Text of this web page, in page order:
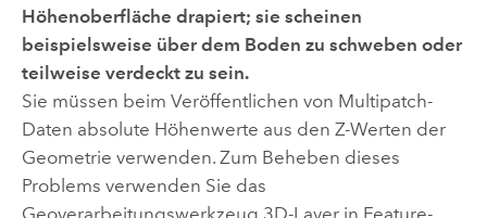
Höhenoberfläche drapiert; sie scheinen
beispielsweise über dem Boden zu schweben oder
teilweise verdeckt zu sein.
Sie müssen beim Veröffentlichen von Multipatch-
Daten absolute Höhenwerte aus den Z-Werten der
Geometrie verwenden. Zum Beheben dieses
Problems verwenden Sie das
Geoverarbeitungswerkzeug 3D-Layer in Feature-